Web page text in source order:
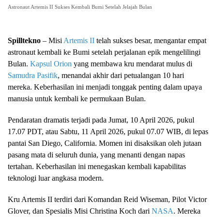
Astronaut Artemis II Sukses Kembali Bumi Setelah Jelajah Bulan
Spilltekno – Misi Artemis II telah sukses besar, mengantar empat
astronaut kembali ke Bumi setelah perjalanan epik mengelilingi
Bulan. Kapsul Orion yang membawa kru mendarat mulus di
Samudra Pasifik, menandai akhir dari petualangan 10 hari
mereka. Keberhasilan ini menjadi tonggak penting dalam upaya
manusia untuk kembali ke permukaan Bulan.
Pendaratan dramatis terjadi pada Jumat, 10 April 2026, pukul
17.07 PDT, atau Sabtu, 11 April 2026, pukul 07.07 WIB, di lepas
pantai San Diego, California. Momen ini disaksikan oleh jutaan
pasang mata di seluruh dunia, yang menanti dengan napas
tertahan. Keberhasilan ini menegaskan kembali kapabilitas
teknologi luar angkasa modern.
Kru Artemis II terdiri dari Komandan Reid Wiseman, Pilot Victor
Glover, dan Spesialis Misi Christina Koch dari NASA. Mereka